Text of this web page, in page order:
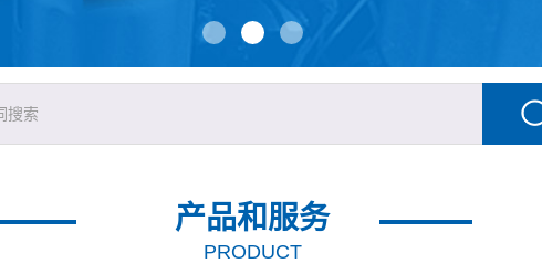
产品和服务
PRODUCT